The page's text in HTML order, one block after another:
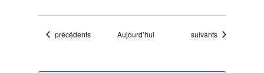
Évènements
précédents Aujourd’hui Évènements
suivants